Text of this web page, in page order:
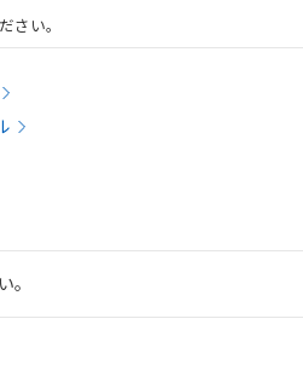
さい。
。